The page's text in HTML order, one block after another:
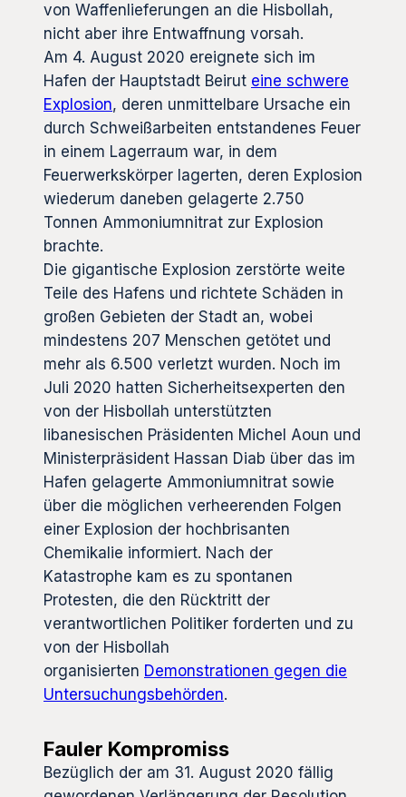
von Waffenlieferungen an die Hisbollah,
nicht aber ihre Entwaffnung vorsah.
Am 4. August 2020 ereignete sich im
Hafen der Hauptstadt Beirut eine schwere
Explosion, deren unmittelbare Ursache ein
durch Schweißarbeiten entstandenes Feuer
in einem Lagerraum war, in dem
Feuerwerkskörper lagerten, deren Explosion
wiederum daneben gelagerte 2.750
Tonnen Ammoniumnitrat zur Explosion
brachte.
Die gigantische Explosion zerstörte weite
Teile des Hafens und richtete Schäden in
großen Gebieten der Stadt an, wobei
mindestens 207 Menschen getötet und
mehr als 6.500 verletzt wurden. Noch im
Juli 2020 hatten Sicherheitsexperten den
von der Hisbollah unterstützten
libanesischen Präsidenten Michel Aoun und
Ministerpräsident Hassan Diab über das im
Hafen gelagerte Ammoniumnitrat sowie
über die möglichen verheerenden Folgen
einer Explosion der hochbrisanten
Chemikalie informiert. Nach der
Katastrophe kam es zu spontanen
Protesten, die den Rücktritt der
verantwortlichen Politiker forderten und zu
von der Hisbollah
organisierten Demonstrationen gegen die
Untersuchungsbehörden.
Fauler Kompromiss
Bezüglich der am 31. August 2020 fällig